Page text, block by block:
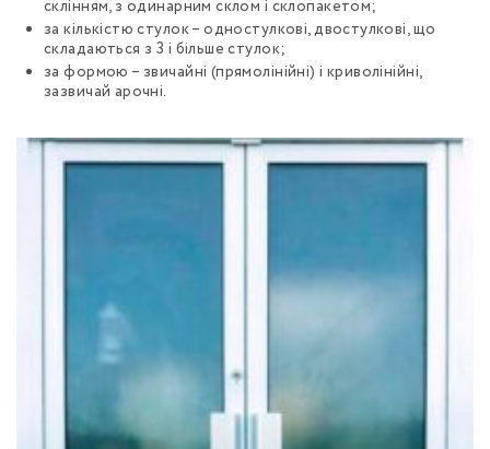
склінням, з одинарним склом і склопакетом;
за кількістю стулок – одностулкові, двостулкові, що
складаються з 3 і більше стулок;
за формою – звичайні (прямолінійні) і криволінійні,
зазвичай арочні.